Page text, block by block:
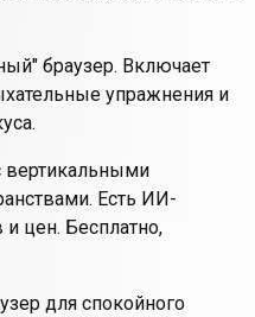
браузер. Включает
упражнения и
вертикальными
Есть ИИ-
цен. Бесплатно,
для спокойного